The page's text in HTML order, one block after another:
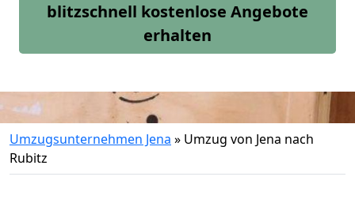
blitzschnell kostenlose Angebote
erhalten
Umzugsunternehmen Jena » Umzug von Jena nach
Rubitz